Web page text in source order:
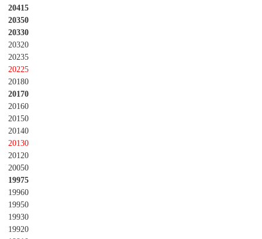
20415
20350
20330
20320
20235
20225
20180
20170
20160
20150
20140
20130
20120
20050
19975
19960
19950
19930
19920